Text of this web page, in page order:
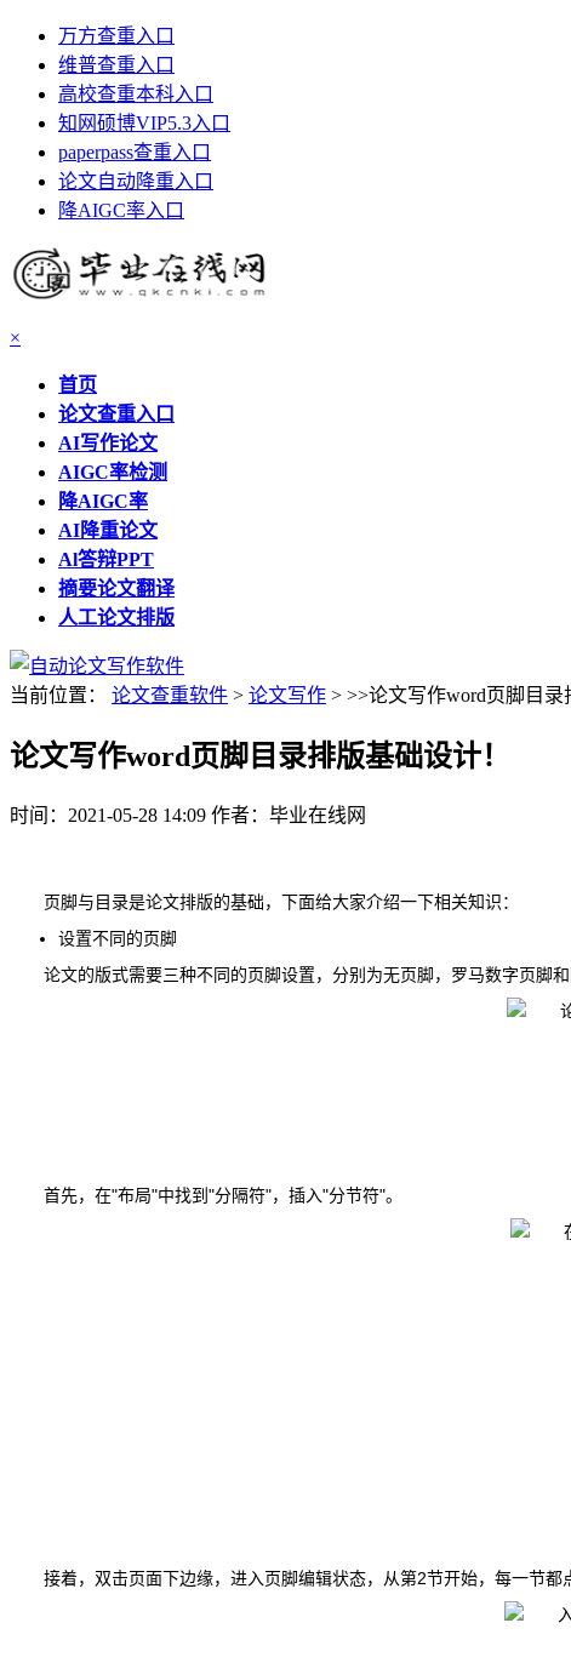
万方查重入口
维普查重入口
高校查重本科入口
知网硕博VIP5.3入口
paperpass查重入口
论文自动降重入口
降AIGC率入口
×
首页
论文查重入口
AI写作论文
AIGC率检测
降AIGC率
AI降重论文
Al答辩PPT
摘要论文翻译
人工论文排版
当前位置： 论文查重软件 > 论文写作 > >>论文写作word页脚目录
论文写作word页脚目录排版基础设计！
时间：2021-05-28 14:09 作者：毕业在线网
页脚与目录是论文排版的基础，下面给大家介绍一下相关知识：
设置不同的页脚
论文的版式需要三种不同的页脚设置，分别为无页脚，罗马数字页脚
首先，在"布局"中找到"分隔符"，插入"分节符"。
接着，双击页面下边缘，进入页脚编辑状态，从第2节开始，每一节都